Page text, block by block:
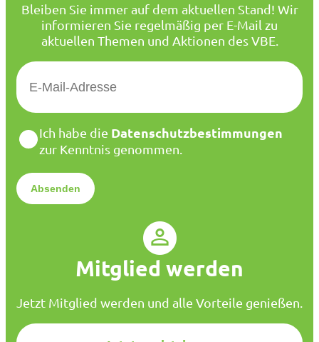
Bleiben Sie immer auf dem aktuellen Stand! Wir
informieren Sie regelmäßig per E-Mail zu
aktuellen Themen und Aktionen des VBE.
E
M
*
D
a
e
n
*
Ich habe die Datenschutzbestimmungen
zur Kenntnis genommen.
Mitglied werden
Jetzt Mitglied werden und alle Vorteile genießen.